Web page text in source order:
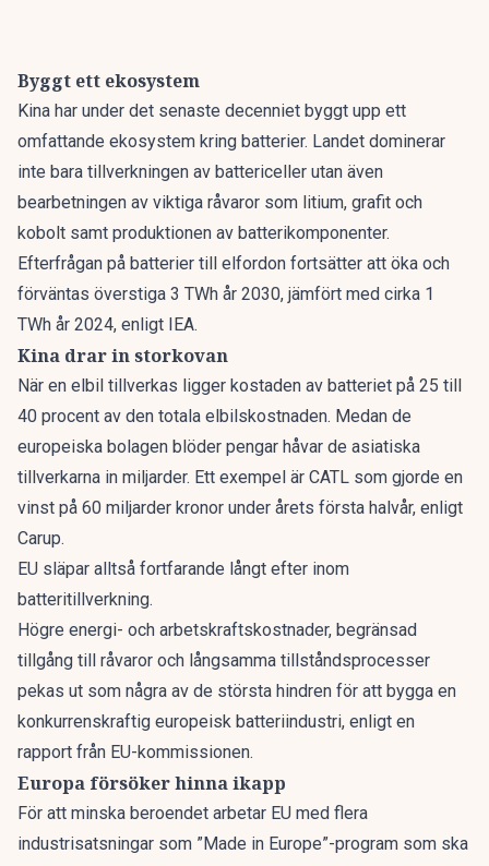
Byggt ett ekosystem
Kina har under det senaste decenniet byggt upp ett
omfattande ekosystem kring batterier. Landet dominerar
inte bara tillverkningen av battericeller utan även
bearbetningen av viktiga råvaror som litium, grafit och
kobolt samt produktionen av batterikomponenter.
Efterfrågan på batterier till elfordon fortsätter att öka och
förväntas överstiga 3 TWh år 2030, jämfört med cirka 1
TWh år 2024, enligt IEA.
Kina drar in storkovan
När en elbil tillverkas ligger kostaden av batteriet på 25 till
40 procent av den totala elbilskostnaden. Medan de
europeiska bolagen blöder pengar håvar de asiatiska
tillverkarna in miljarder. Ett exempel är CATL som gjorde en
vinst på 60 miljarder kronor under årets första halvår, enligt
Carup.
EU släpar alltså fortfarande långt efter inom
batteritillverkning.
Högre energi- och arbetskraftskostnader, begränsad
tillgång till råvaror och långsamma tillståndsprocesser
pekas ut som några av de största hindren för att bygga en
konkurrenskraftig europeisk batteriindustri, enligt en
rapport från EU-kommissionen.
Europa försöker hinna ikapp
För att minska beroendet arbetar EU med flera
industrisatsningar som ”Made in Europe”-program som ska